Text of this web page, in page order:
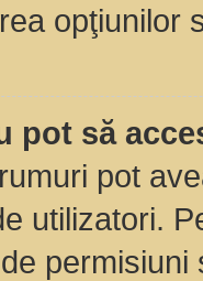
opţiunilor
pot să
pot
utilizatori.